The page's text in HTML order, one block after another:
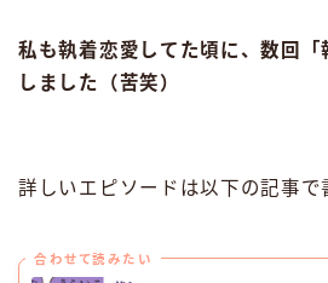
私も執着恋愛してた頃に、数回
しました（苦笑）
詳しいエピソードは以下の記事で
合わせて読みたい